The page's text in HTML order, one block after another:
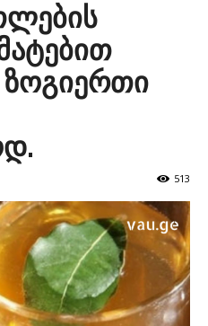
ზოგიერთი
513